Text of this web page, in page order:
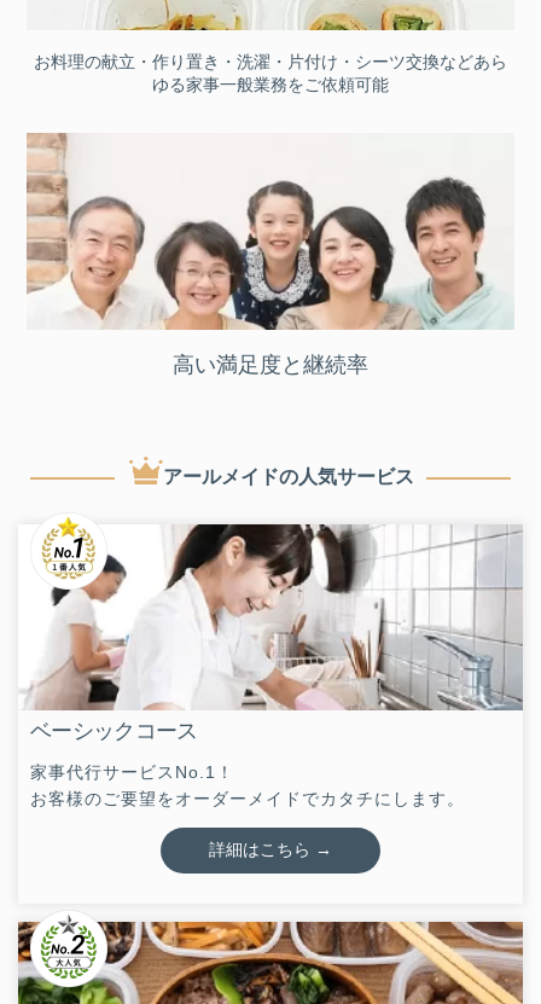
お料理の献立・作り置き・洗濯・片付け・シーツ交換などあら
ゆる家事一般業務をご依頼可能
高い満足度と継続率
アールメイドの人気サービス
ベーシックコース
家事代行サービスNo.1！
お客様のご要望をオーダーメイドでカタチにします。
詳細はこちら →